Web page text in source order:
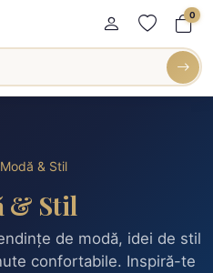
0
Modă & Stil
& Stil
de modă, idei de stil
confortabile. Inspiră-te